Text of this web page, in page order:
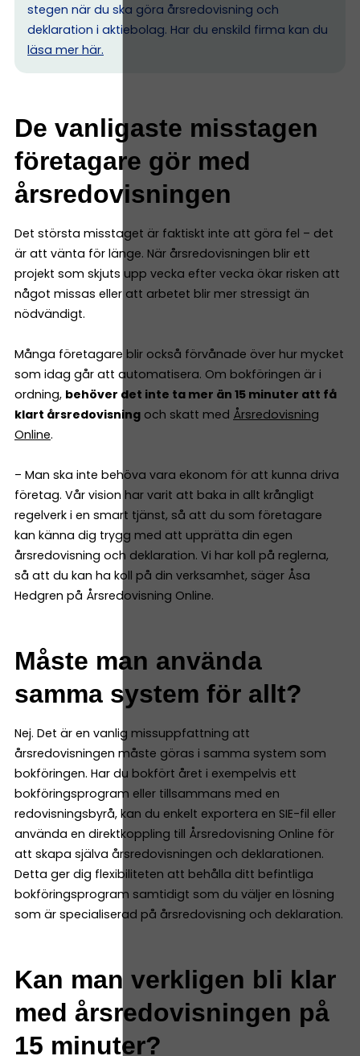
stegen när du ska göra årsredovisning och
deklaration i aktiebolag. Har du enskild firma kan du
läsa mer här.
De vanligaste misstagen
företagare gör med
årsredovisningen
Det största misstaget är faktiskt inte att göra fel – det
är att vänta för länge. När årsredovisningen blir ett
projekt som skjuts upp vecka efter vecka ökar risken att
något missas eller att arbetet blir mer stressigt än
nödvändigt.
Många företagare blir också förvånade över hur mycket
som idag går att automatisera. Om bokföringen är i
ordning, behöver det inte ta mer än 15 minuter att få
klart årsredovisning och skatt med Årsredovisning
Online.
– Man ska inte behöva vara ekonom för att kunna driva
företag. Vår vision har varit att baka in allt krångligt
regelverk i en smart tjänst, så att du som företagare
kan känna dig trygg med att upprätta din egen
årsredovisning och deklaration. Vi har koll på reglerna,
så att du kan ha koll på din verksamhet, säger Åsa
Hedgren på Årsredovisning Online.
Måste man använda
samma system för allt?
Nej. Det är en vanlig missuppfattning att
årsredovisningen måste göras i samma system som
bokföringen. Har du bokfört året i exempelvis ett
bokföringsprogram eller tillsammans med en
redovisningsbyrå, kan du enkelt exportera en SIE-fil eller
använda en direktkoppling till Årsredovisning Online för
att skapa själva årsredovisningen och deklarationen.
Detta ger dig flexibiliteten att behålla ditt befintliga
bokföringsprogram samtidigt som du väljer en lösning
som är specialiserad på årsredovisning och deklaration.
Kan man verkligen bli klar
med årsredovisningen på
15 minuter?